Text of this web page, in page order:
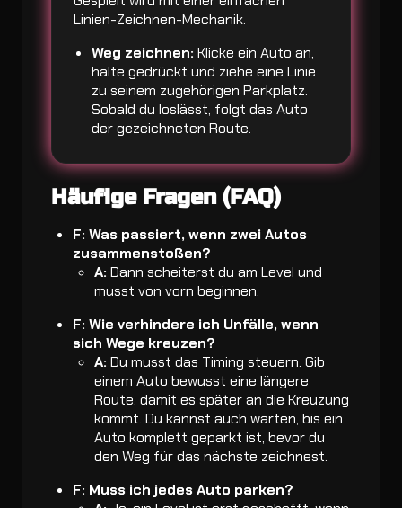
Linien-Zeichnen-Mechanik.
Weg zeichnen: Klicke ein Auto an,
halte gedrückt und ziehe eine Linie
zu seinem zugehörigen Parkplatz.
Sobald du loslässt, folgt das Auto
der gezeichneten Route.
Häufige Fragen (FAQ)
F: Was passiert, wenn zwei Autos
zusammenstoßen?
A: Dann scheiterst du am Level und
musst von vorn beginnen.
F: Wie verhindere ich Unfälle, wenn
sich Wege kreuzen?
A: Du musst das Timing steuern. Gib
einem Auto bewusst eine längere
Route, damit es später an die Kreuzung
kommt. Du kannst auch warten, bis ein
Auto komplett geparkt ist, bevor du
den Weg für das nächste zeichnest.
F: Muss ich jedes Auto parken?